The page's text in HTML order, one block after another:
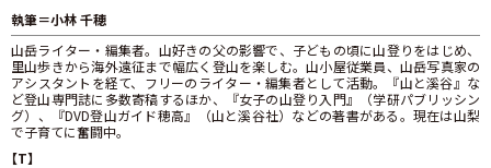
執筆＝小林 千穂
山岳ライター・編集者。山好きの父の影響で、子どもの頃に山登りをはじめ、
里山歩きから海外遠征まで幅広く登山を楽しむ。山小屋従業員、山岳写真家の
アシスタントを経て、フリーのライター・編集者として活動。『山と溪谷』な
ど登山専門誌に多数寄稿するほか、『女子の山登り入門』（学研パブリッシン
グ）、『DVD登山ガイド穂高』（山と溪谷社）などの著書がある。現在は山梨
で子育てに奮闘中。
【T】